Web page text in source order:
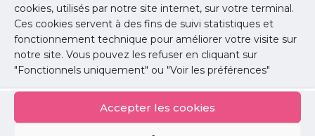
cookies, utilisés par notre site internet, sur votre terminal.
Ces cookies servent à des fins de suivi statistiques et
fonctionnement technique pour améliorer votre visite sur
notre site. Vous pouvez les refuser en cliquant sur
"Fonctionnels uniquement" ou "Voir les préférences"
Accepter les cookies